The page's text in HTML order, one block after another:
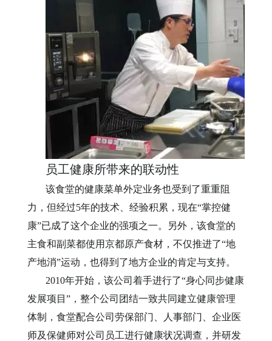
员工健康所带来的联动性
该食堂的健康菜单外定业务也受到了重重阻
力，但经过5年的技术、经验积累，现在“掌控健
康”已成了这个企业的强项之一。另外，该食堂的
主食和副菜都使用京都原产食材，不仅推进了“地
产地消”运动，也得到了地方企业的肯定与支持。
2010年开始，该公司着手进行了“身心同步健康
发展项目”，整个公司团结一致共同建立健康管理
体制，食堂配合公司劳保部门、人事部门、企业医
师及保健师对公司员工进行健康状况调查，并研发